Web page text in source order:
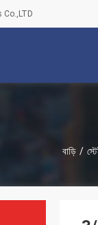
Co.,LTD
বাড়ি /